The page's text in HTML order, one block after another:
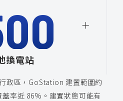
換電站
政區，GoStation 建置範圍約
率近 86%。建置狀態可能有